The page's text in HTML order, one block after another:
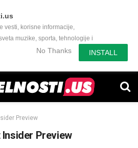
vesti, korisne informacije,
muzike, sporta, tehnologije i
zanimljivog.No Thanks INSTALL
Preview
Preview